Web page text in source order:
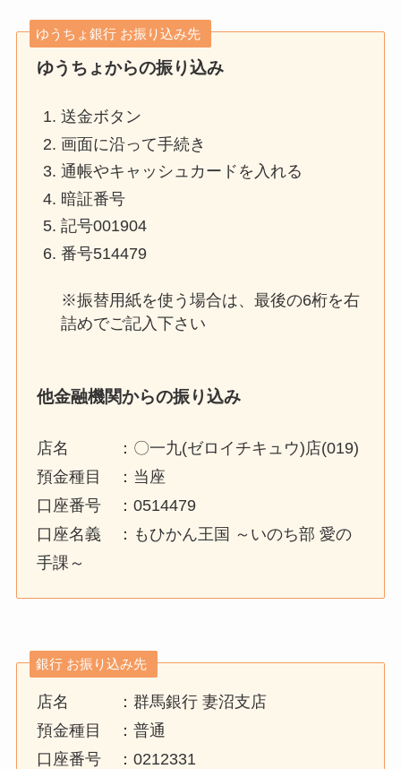
ゆうちょ銀行 お振り込み先
ゆうちょからの振り込み
送金ボタン
画面に沿って手続き
通帳やキャッシュカードを入れる
暗証番号
記号001904
番号514479
※振替用紙を使う場合は、最後の6桁を右
詰めでご記入下さい
他金融機関からの振り込み
店名 ：〇一九(ゼロイチキュウ)店(019)
預金種目 ：当座
口座番号 ：0514479
口座名義 ：もひかん王国 ～いのち部 愛の
手課～
銀行 お振り込み先
店名 ：群馬銀行 妻沼支店
預金種目 ：普通
口座番号 ：0212331